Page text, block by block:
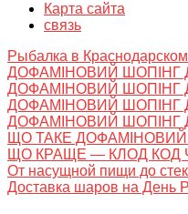
Карта сайта
связь
Рыбалка в
ДОФАМІНОВИЙ ШОПІНГ
ДОФАМІНОВИЙ ШОПІНГ
ДОФАМІНОВИЙ ШОПІНГ
ДОФАМІНОВИЙ ШОПІНГ
ЩО ТАКЕ
ЩО КРАЩЕ — КЛОД КОД
От насущной пищи до
Доставка шаров на День